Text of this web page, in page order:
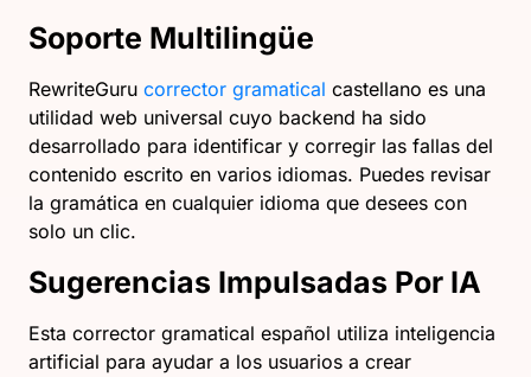
Soporte Multilingüe
RewriteGuru corrector gramatical castellano es una
utilidad web universal cuyo backend ha sido
desarrollado para identificar y corregir las fallas del
contenido escrito en varios idiomas. Puedes revisar
la gramática en cualquier idioma que desees con
solo un clic.
Sugerencias Impulsadas Por IA
Esta corrector gramatical español utiliza inteligencia
artificial para ayudar a los usuarios a crear